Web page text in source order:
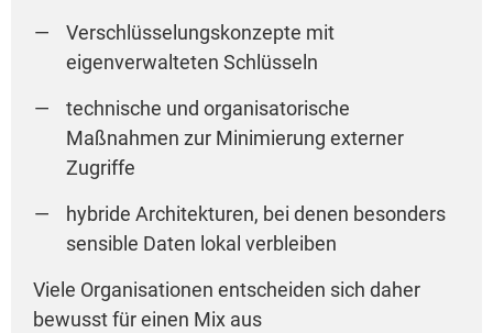
Verschlüsselungskonzepte mit
eigenverwalteten Schlüsseln
technische und organisatorische
Maßnahmen zur Minimierung externer
Zugriffe
hybride Architekturen, bei denen besonders
sensible Daten lokal verbleiben
Viele Organisationen entscheiden sich daher
bewusst für einen Mix aus